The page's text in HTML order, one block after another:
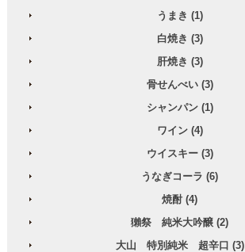
うまき (1)
白焼き (3)
肝焼き (3)
骨せんべい (3)
シャンパン (1)
ワイン (4)
ウイスキー (3)
うなぎコーラ (6)
焼酎 (4)
獺祭 純米大吟醸 (2)
大山 特別純米 超辛口 (3)